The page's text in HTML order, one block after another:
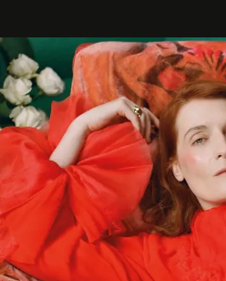
importa si no lo